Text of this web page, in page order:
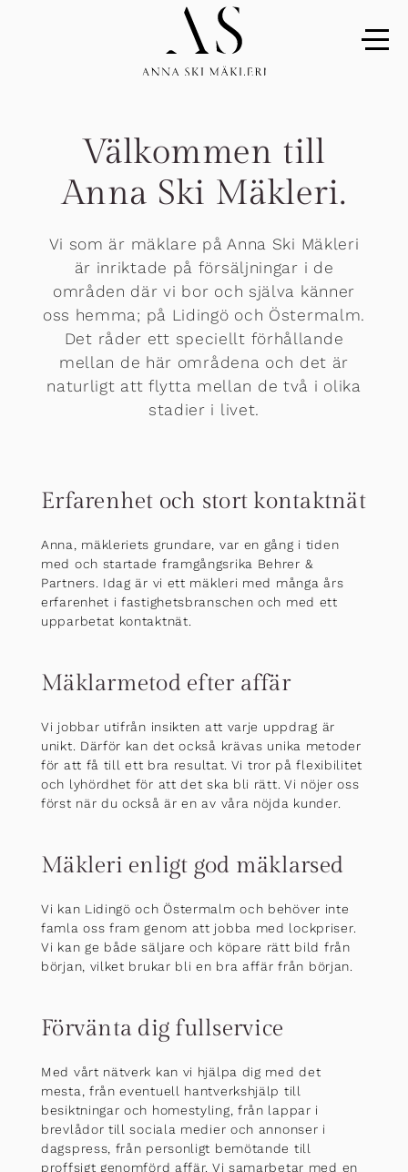
Välkommen till
Anna Ski Mäkleri.
Vi som är mäklare på Anna Ski Mäkleri
är inriktade på försäljningar i de
områden där vi bor och själva känner
oss hemma; på Lidingö och Östermalm.
Det råder ett speciellt förhållande
mellan de här områdena och det är
naturligt att flytta mellan de två i olika
stadier i livet.
Erfarenhet och stort kontaktnät
Anna, mäkleriets grundare, var en gång i tiden
med och startade framgångsrika Behrer &
Partners. Idag är vi ett mäkleri med många års
erfarenhet i fastighetsbranschen och med ett
upparbetat kontaktnät.
Mäklarmetod efter affär
Vi jobbar utifrån insikten att varje uppdrag är
unikt. Därför kan det också krävas unika metoder
för att få till ett bra resultat. Vi tror på flexibilitet
och lyhördhet för att det ska bli rätt. Vi nöjer oss
först när du också är en av våra nöjda kunder.
Mäkleri enligt god mäklarsed
Vi kan Lidingö och Östermalm och behöver inte
famla oss fram genom att jobba med lockpriser.
Vi kan ge både säljare och köpare rätt bild från
början, vilket brukar bli en bra affär från början.
Förvänta dig fullservice
Med vårt nätverk kan vi hjälpa dig med det
mesta, från eventuell hantverkshjälp till
besiktningar och homestyling, från lappar i
brevlådor till sociala medier och annonser i
dagspress, från personligt bemötande till
proffsigt genomförd affär. Vi samarbetar med en